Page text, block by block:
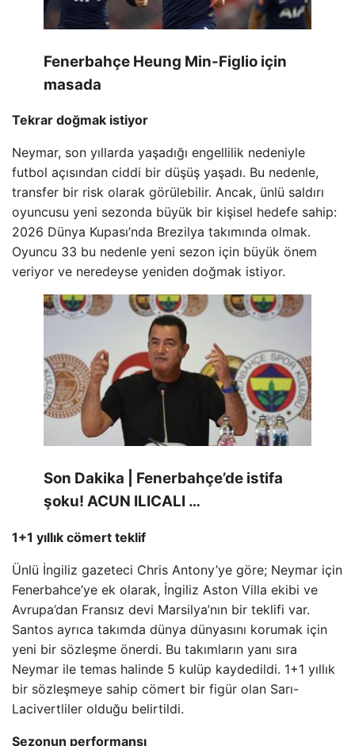
Fenerbahçe Heung Min-Figlio için
masada
Tekrar doğmak istiyor
Neymar, son yıllarda yaşadığı engellilik nedeniyle
futbol açısından ciddi bir düşüş yaşadı. Bu nedenle,
transfer bir risk olarak görülebilir. Ancak, ünlü saldırı
oyuncusu yeni sezonda büyük bir kişisel hedefe sahip:
2026 Dünya Kupası’nda Brezilya takımında olmak.
Oyuncu 33 bu nedenle yeni sezon için büyük önem
veriyor ve neredeyse yeniden doğmak istiyor.
Son Dakika | Fenerbahçe’de istifa
şoku! ACUN ILICALI …
1+1 yıllık cömert teklif
Ünlü İngiliz gazeteci Chris Antony’ye göre; Neymar için
Fenerbahce’ye ek olarak, İngiliz Aston Villa ekibi ve
Avrupa’dan Fransız devi Marsilya’nın bir teklifi var.
Santos ayrıca takımda dünya dünyasını korumak için
yeni bir sözleşme önerdi. Bu takımların yanı sıra
Neymar ile temas halinde 5 kulüp kaydedildi. 1+1 yıllık
bir sözleşmeye sahip cömert bir figür olan Sarı-
Lacivertliler olduğu belirtildi.
Sezonun performansı